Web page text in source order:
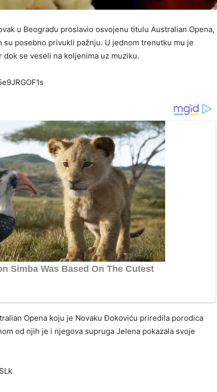
u Beogradu proslavio osvojenu titulu Australian Opena,
posebno privukli pažnju. U jednom trenutku mu je
se veseli na koljenima uz muziku.
Opena koju je Novaku Đokoviću priredila porodica
od njih je i njegova supruga Jelena pokazala svoje